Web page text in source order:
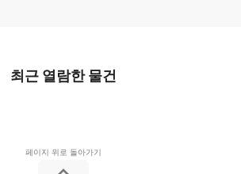
최근 열람한 물건